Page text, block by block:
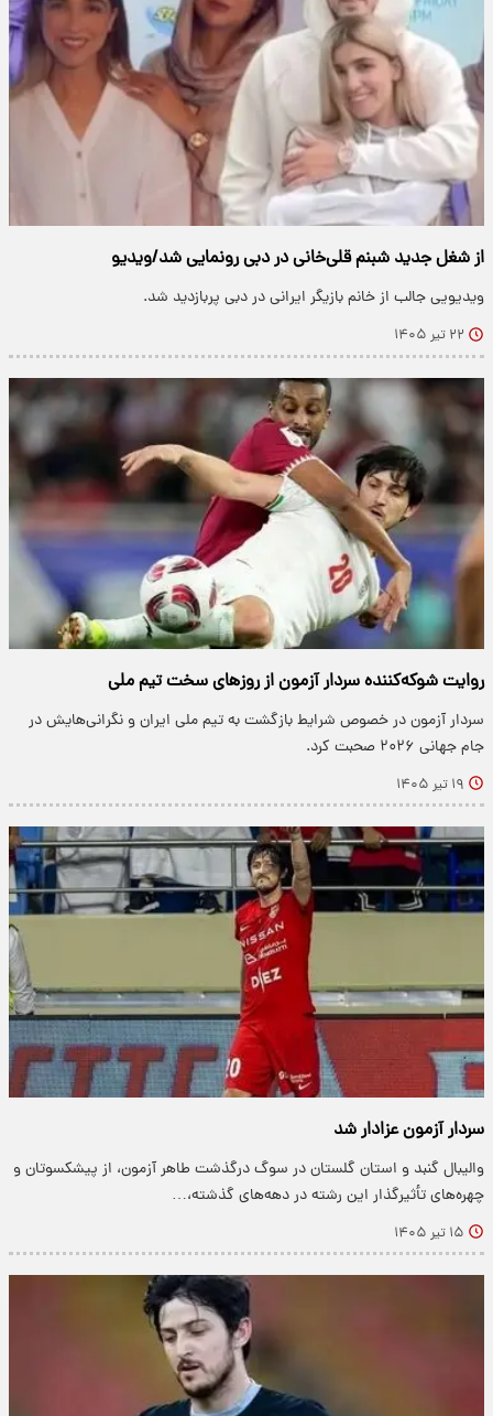
از شغل جدید شبنم قلى‌خانى در دبی رونمایی شد/ویدیو
ویدیویی جالب از خانم بازیگر ایرانی در دبی پربازدید شد.
۲۲ تیر ۱۴۰۵
روایت شوکه‌کننده سردار آزمون از روزهای سخت تیم ملی
سردار آزمون در خصوص شرایط بازگشت به تیم ملی ایران و نگرانی‌هایش در
جام جهانی ۲۰۲۶ صحبت کرد.
۱۹ تیر ۱۴۰۵
سردار آزمون عزادار شد
والیبال گنبد و استان گلستان در سوگ درگذشت طاهر آزمون، از پیشکسوتان و
چهره‌های تأثیرگذار این رشته در دهه‌های گذشته،…
۱۵ تیر ۱۴۰۵